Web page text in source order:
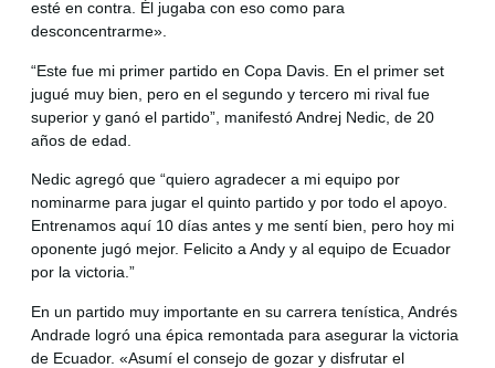
esté en contra. Él jugaba con eso como para
desconcentrarme».
“Este fue mi primer partido en Copa Davis. En el primer set
jugué muy bien, pero en el segundo y tercero mi rival fue
superior y ganó el partido”, manifestó Andrej Nedic, de 20
años de edad.
Nedic agregó que “quiero agradecer a mi equipo por
nominarme para jugar el quinto partido y por todo el apoyo.
Entrenamos aquí 10 días antes y me sentí bien, pero hoy mi
oponente jugó mejor. Felicito a Andy y al equipo de Ecuador
por la victoria.”
En un partido muy importante en su carrera tenística, Andrés
Andrade logró una épica remontada para asegurar la victoria
de Ecuador. «Asumí el consejo de gozar y disfrutar el